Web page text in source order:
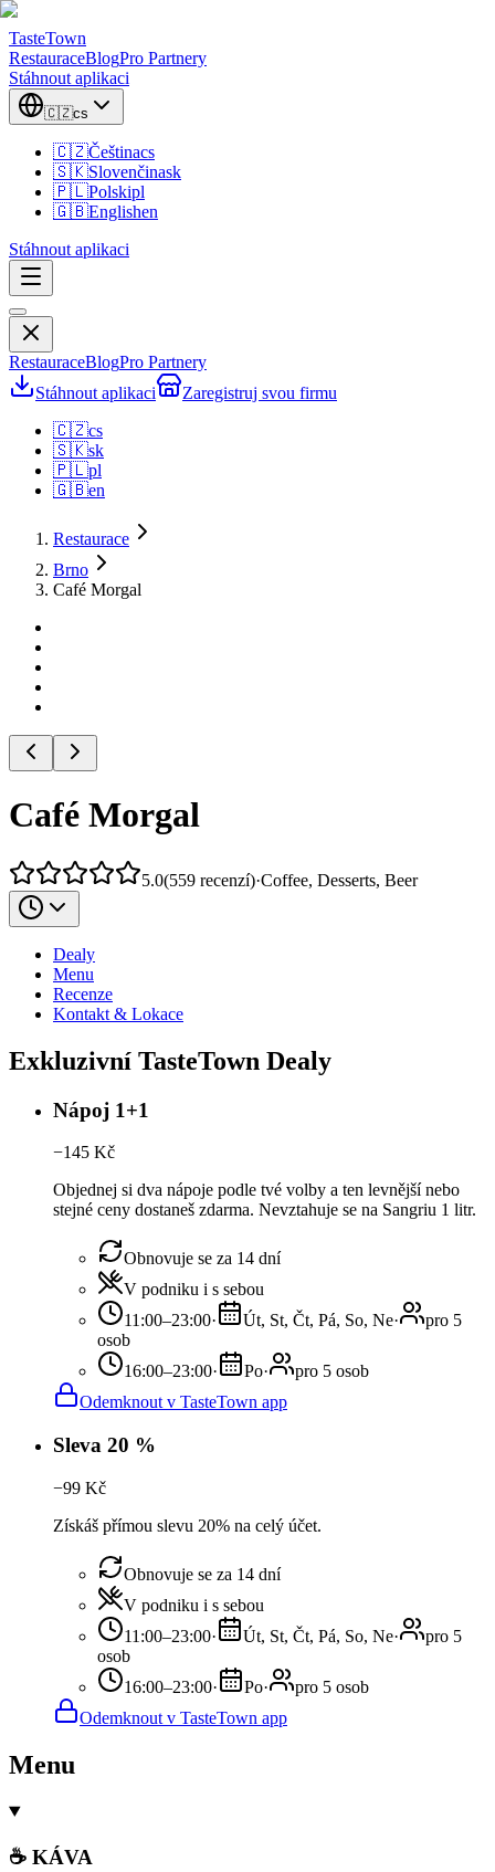
TasteTown
RestauraceBlogPro Partnery
Stáhnout aplikaci
🇨🇿cs
🇨🇿Češtinacs
🇸🇰Slovenčinask
🇵🇱Polskipl
🇬🇧Englishen
Stáhnout aplikaci
RestauraceBlogPro Partnery
Stáhnout aplikaci
Zaregistruj svou firmu
🇨🇿cs
🇸🇰sk
🇵🇱pl
🇬🇧en
Restaurace
Brno
Café Morgal
Café Morgal
5.0(559 recenzí)·Coffee, Desserts, Beer
Dealy
Menu
Recenze
Kontakt & Lokace
Exkluzivní TasteTown Dealy
Nápoj 1+1
−145 Kč
Objednej si dva nápoje podle tvé volby a ten levnější nebo
stejné ceny dostaneš zdarma. Nevztahuje se na Sangriu 1 litr.
Obnovuje se za 14 dní
V podniku i s sebou
11:00–23:00· Út, St, Čt, Pá, So, Ne·
pro 5
osob
16:00–23:00· Po·
pro 5 osob
Odemknout v TasteTown app
Sleva 20 %
−99 Kč
Získáš přímou slevu 20% na celý účet.
Obnovuje se za 14 dní
V podniku i s sebou
11:00–23:00· Út, St, Čt, Pá, So, Ne·
pro 5
osob
16:00–23:00· Po·
pro 5 osob
Odemknout v TasteTown app
Menu
☕ KÁVA